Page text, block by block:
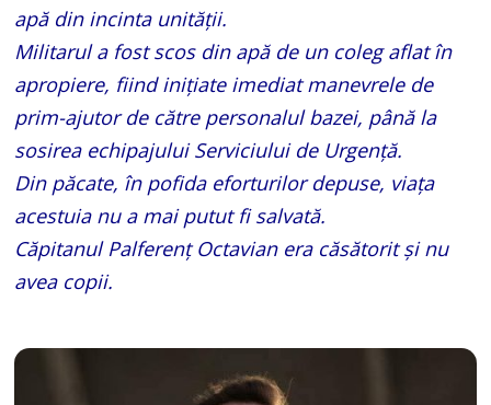
apă din incinta unității.
Militarul a fost scos din apă de un coleg aflat în
apropiere, fiind inițiate imediat manevrele de
prim-ajutor de către personalul bazei, până la
sosirea echipajului Serviciului de Urgență.
Din păcate, în pofida eforturilor depuse, viața
acestuia nu a mai putut fi salvată.
Căpitanul Palferenț Octavian era căsătorit și nu
avea copii.